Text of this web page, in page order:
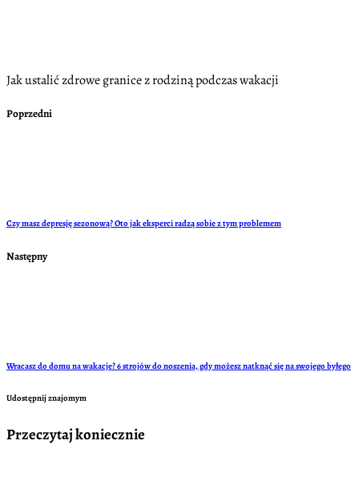
Jak ustalić zdrowe granice z rodziną podczas wakacji
Poprzedni
Czy masz depresję sezonową? Oto jak eksperci radzą sobie z tym problemem
Następny
Wracasz do domu na wakacje? 6 strojów do noszenia, gdy możesz natknąć się na swojego byłego
Udostępnij znajomym
Przeczytaj koniecznie